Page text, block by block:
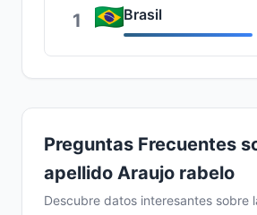
1 Brasil
Preguntas Frecuentes
apellido Araujo rabelo
Descubre datos interesantes sobre